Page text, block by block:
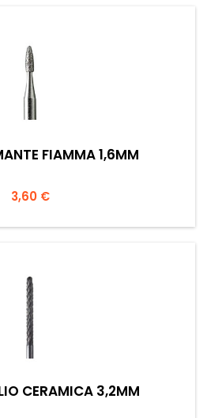
FIAMMA 1,6MM
Prezzo
3,60 €
CERAMICA 3,2MM